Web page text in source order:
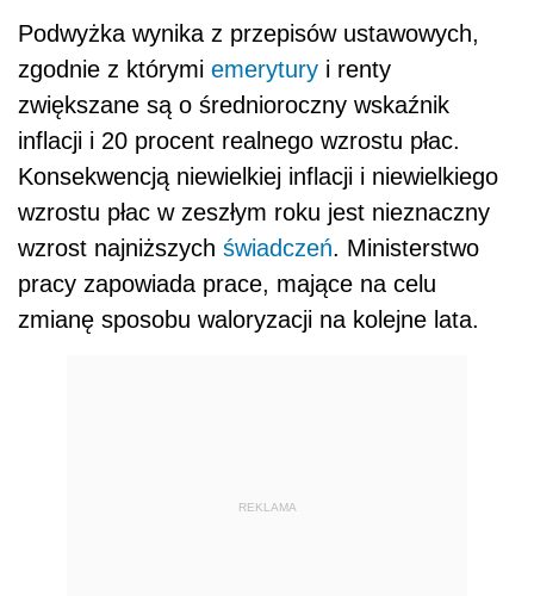
Podwyżka wynika z przepisów ustawowych,
zgodnie z którymi emerytury i renty
zwiększane są o średnioroczny wskaźnik
inflacji i 20 procent realnego wzrostu płac.
Konsekwencją niewielkiej inflacji i niewielkiego
wzrostu płac w zeszłym roku jest nieznaczny
wzrost najniższych świadczeń. Ministerstwo
pracy zapowiada prace, mające na celu
zmianę sposobu waloryzacji na kolejne lata.
REKLAMA